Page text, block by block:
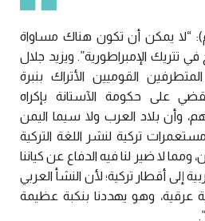
طلعت باشا (1921م): “لا يمكن أن تكون هناك مساواة
تتريك الإمبراطورية”. ويزيد جلال
أكبر المتطرفين القوميين الأتراك بنبرة
على حكومة الآستانة بإكراه
وأن بلاد العرب ولا سيما اليمن
تركية لنشر اللغة التركية
ومما لا ضير لنا فيه الدفاع عن كياننا
إلى أقطار تركية؛ لأن النشأ العربي
عرقية، وهو يهددنا بنكبة عظيمة